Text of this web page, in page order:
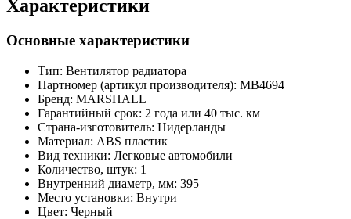
Характеристики
Основные характеристики
Тип: Вентилятор радиатора
Партномер (артикул производителя): MB4694
Бренд: MARSHALL
Гарантийный срок: 2 года или 40 тыс. км
Страна-изготовитель: Нидерланды
Материал: ABS пластик
Вид техники: Легковые автомобили
Количество, штук: 1
Внутренний диаметр, мм: 395
Место установки: Внутри
Цвет: Черный